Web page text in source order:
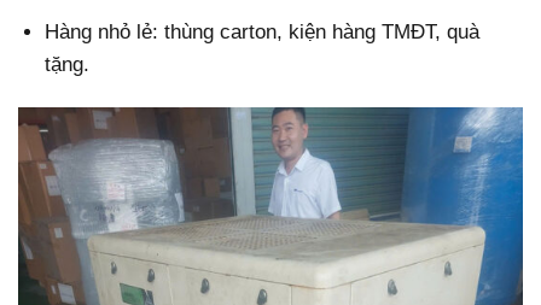
Hàng nhỏ lẻ: thùng carton, kiện hàng TMĐT, quà
tặng.